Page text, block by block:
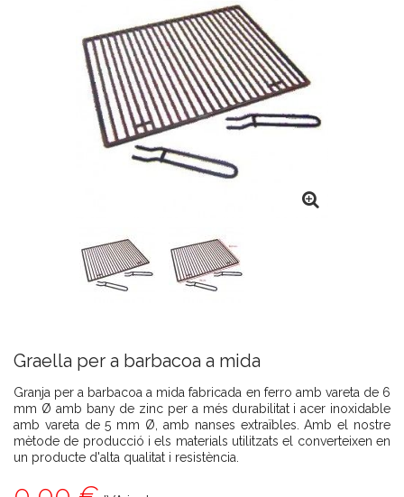
Graella per a barbacoa a mida
Granja per a barbacoa a mida fabricada en ferro amb vareta de 6
mm Ø amb bany de zinc per a més durabilitat i acer inoxidable
amb vareta de 5 mm Ø, amb nanses extraïbles. Amb el nostre
mètode de producció i els materials utilitzats el converteixen en
un producte d'alta qualitat i resistència.